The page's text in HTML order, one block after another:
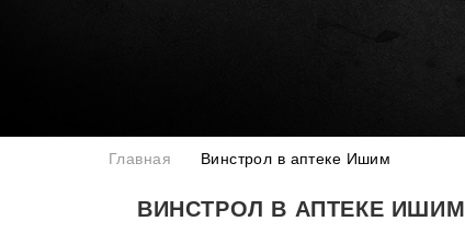
Главная Винстрол в аптеке Ишим
ВИНСТРОЛ В АПТЕКЕ ИШИМ